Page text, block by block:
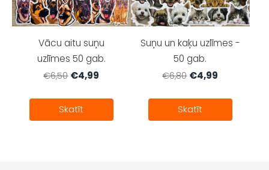
Vācu aitu suņu
uzlīmes 50 gab.
€6,50 €4,99
Skatīt
Suņu un kaķu uzlīmes -
50 gab.
€6,80 €4,99
Skatīt